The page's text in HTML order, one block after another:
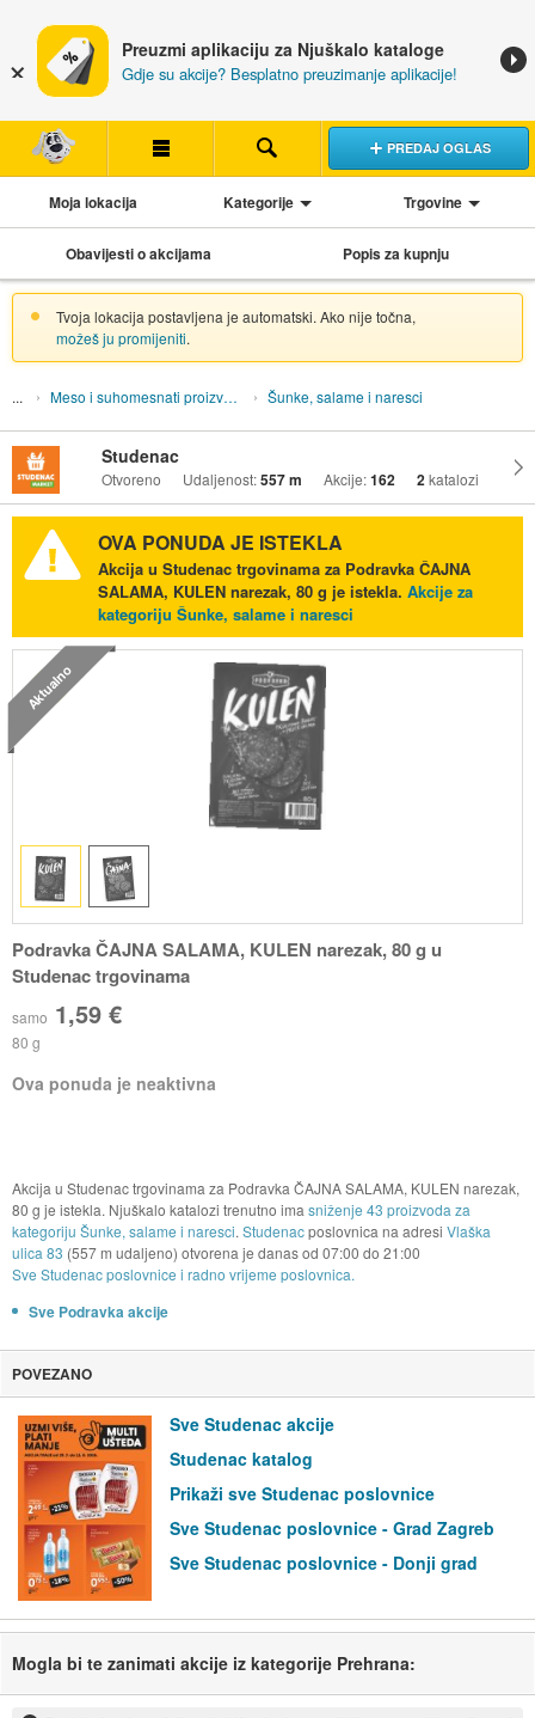
Preuzmi aplikaciju za Njuškalo kataloge
Gdje su akcije? Besplatno preuzimanje aplikacije!
PREDAJ OGLAS
Moja lokacija Kategorije Trgovine
Obavijesti o akcijama Popis za kupnju
Tvoja lokacija postavljena je automatski. Ako nije točna,
možeš ju promijeniti.
Meso i suhomesnati proizvodi Šunke, salame i naresci
Studenac
Otvoreno Udaljenost:557 m Akcije:162 2katalozi
OVA PONUDA JE ISTEKLA
Akcija u Studenac trgovinama za Podravka ČAJNA
SALAMA, KULEN narezak, 80 g je istekla. Akcije za
kategoriju Šunke, salame i naresci
Aktualno
Podravka ČAJNA SALAMA, KULEN narezak, 80 g u
Studenac trgovinama
samo 1,59 €
80 g
Ova ponuda je neaktivna
Akcija u Studenac trgovinama za Podravka ČAJNA SALAMA, KULEN narezak,
80 g je istekla. Njuškalo katalozi trenutno ima sniženje 43 proizvoda za
kategoriju Šunke, salame i naresci. Studenacposlovnica na adresi Vlaška
ulica 83 (557 m udaljeno) otvorena je danas od 07:00 do 21:00
Sve Studenac poslovnice i radno vrijeme poslovnica.
Sve Podravka akcije
POVEZANO
Sve Studenac akcije
Studenac katalog
Prikaži sve Studenac poslovnice
Sve Studenac poslovnice - Grad Zagreb
Sve Studenac poslovnice - Donji grad
Mogla bi te zanimati akcije iz kategorije Prehrana: